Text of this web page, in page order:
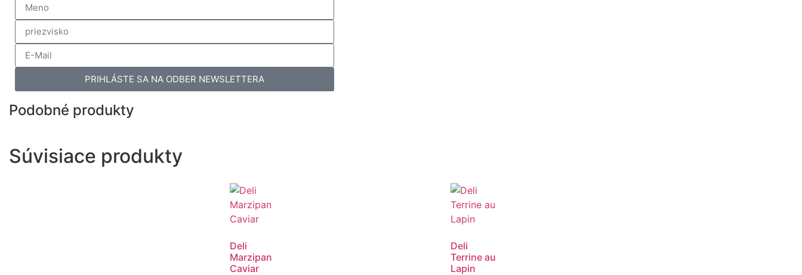
PRIHLÁSTE SA NA ODBER NEWSLETTERA
Podobné produkty
Súvisiace produkty
Deli
Marzipan
Caviar
Deli
Terrine au
Lapin